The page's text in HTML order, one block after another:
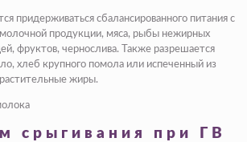
придерживаться сбалансированного питания с
продукции, мяса, рыбы нежирных
фруктов, чернослива. Также разрешается
хлеб крупного помола или испеченный из
жиры.
срыгивания при ГВ